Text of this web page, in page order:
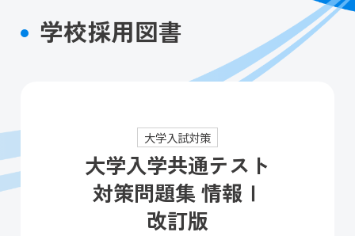
学校採用図書
大学入試対策
大学入学共通テスト
対策問題集 情報Ⅰ
改訂版